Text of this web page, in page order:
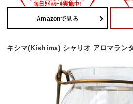
Amazonで見る
キシマ(Kishima) シャリオ アロマラン